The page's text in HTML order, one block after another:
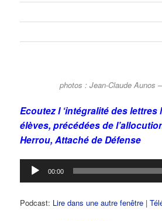
photos : Jean-Claude Aunos
Ecoutez l ‘intégralité des lettres
élèves, précédées de
Herrou, Attaché de Défense
Lecteur
audio
00:00
Podcast: Lire dans une autre fenêtre |